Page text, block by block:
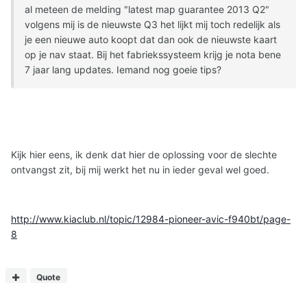
al meteen de melding "latest map guarantee 2013 Q2"
volgens mij is de nieuwste Q3 het lijkt mij toch redelijk als
je een nieuwe auto koopt dat dan ook de nieuwste kaart
op je nav staat. Bij het fabriekssysteem krijg je nota bene
7 jaar lang updates. Iemand nog goeie tips?
Kijk hier eens, ik denk dat hier de oplossing voor de slechte
ontvangst zit, bij mij werkt het nu in ieder geval wel goed.
http://www.kiaclub.nl/topic/12984-pioneer-avic-f940bt/page-
8
Quote